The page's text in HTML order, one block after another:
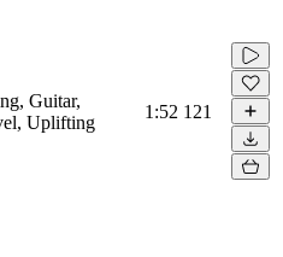
Guitar,
Uplifting
1:52 121